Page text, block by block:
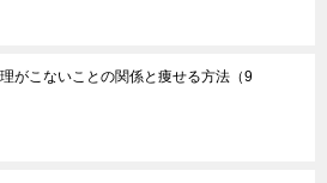
がこないことの関係と痩せる方法 （9